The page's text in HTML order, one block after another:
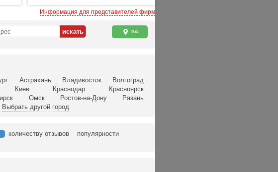
Информация для представителей фирм
на
Астрахань Владивосток
Волгоград
Киев Краснодар
Красноярск
Омск Ростов-на-Дону
Рязань
Выбрать другой город
количеству отзывов
популярности